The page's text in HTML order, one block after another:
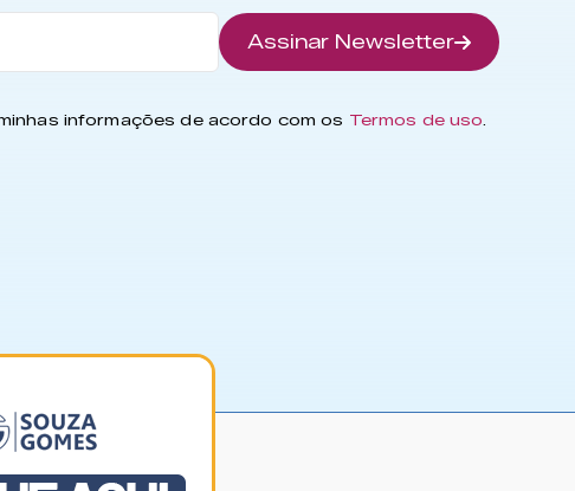
Assinar Newsletter
informações de acordo com os Termos de uso